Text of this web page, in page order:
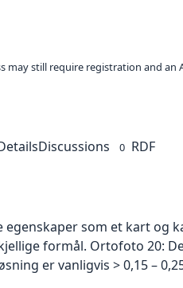
may still require registration and
Discussions 0 RDF
som et kart og
formål. Ortofoto 20:
er vanligvis > 0,15 –